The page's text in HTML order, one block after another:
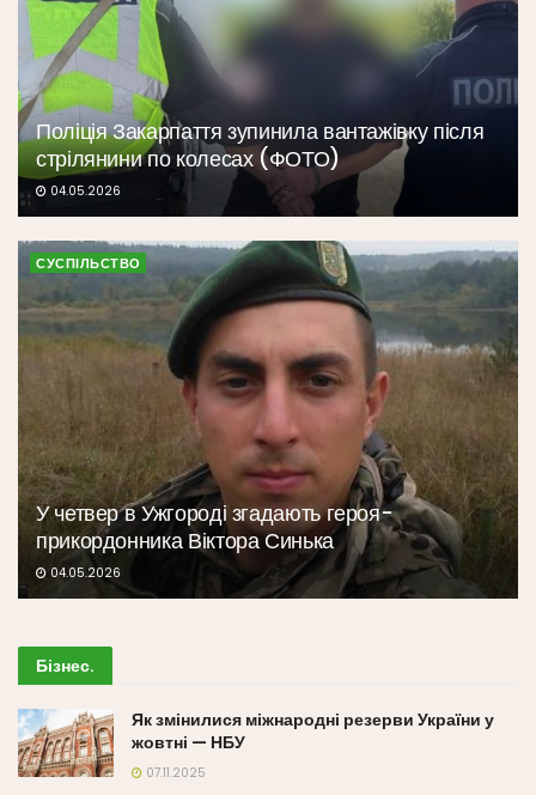
Поліція Закарпаття зупинила вантажівку після
стрілянини по колесах (ФОТО)
04.05.2026
СУСПІЛЬСТВО
У четвер в Ужгороді згадають героя-
прикордонника Віктора Синька
04.05.2026
Бізнес.
Як змінилися міжнародні резерви України у
жовтні — НБУ
07.11.2025